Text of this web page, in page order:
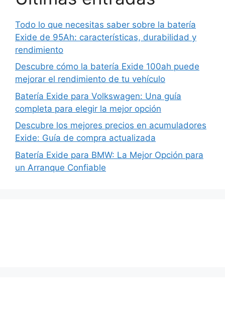
Todo lo que necesitas saber sobre la batería
Exide de 95Ah: características, durabilidad y
rendimiento
Descubre cómo la batería Exide 100ah puede
mejorar el rendimiento de tu vehículo
Batería Exide para Volkswagen: Una guía
completa para elegir la mejor opción
Descubre los mejores precios en acumuladores
Exide: Guía de compra actualizada
Batería Exide para BMW: La Mejor Opción para
un Arranque Confiable